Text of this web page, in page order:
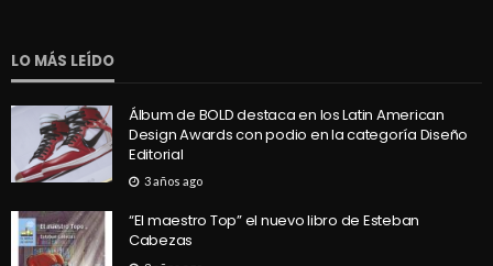
LO MÁS LEÍDO
Álbum de BOLD destaca en los Latin American
Design Awards con podio en la categoría Diseño
Editorial
3 años ago
“El maestro Top” el nuevo libro de Esteban
Cabezas